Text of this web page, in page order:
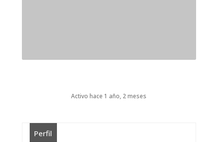
Activo hace 1 año, 2 meses
Perfil